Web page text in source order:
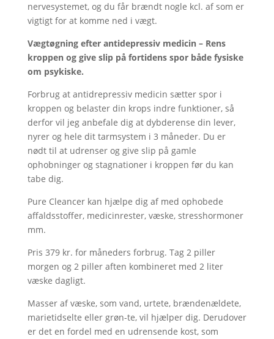
nervesystemet, og du får brændt nogle kcl. af som er
vigtigt for at komme ned i vægt.
Vægtøgning efter antidepressiv medicin – Rens
kroppen og give slip på fortidens spor både fysiske
om psykiske.
Forbrug at antidrepressiv medicin sætter spor i
kroppen og belaster din krops indre funktioner, så
derfor vil jeg anbefale dig at dybderense din lever,
nyrer og hele dit tarmsystem i 3 måneder. Du er
nødt til at udrenser og give slip på gamle
ophobninger og stagnationer i kroppen før du kan
tabe dig.
Pure Cleancer kan hjælpe dig af med ophobede
affaldsstoffer, medicinrester, væske, stresshormoner
mm.
Pris 379 kr. for måneders forbrug. Tag 2 piller
morgen og 2 piller aften kombineret med 2 liter
væske dagligt.
Masser af væske, som vand, urtete, brændenældete,
marietidselte eller grøn-te, vil hjælper dig. Derudover
er det en fordel med en udrensende kost, som